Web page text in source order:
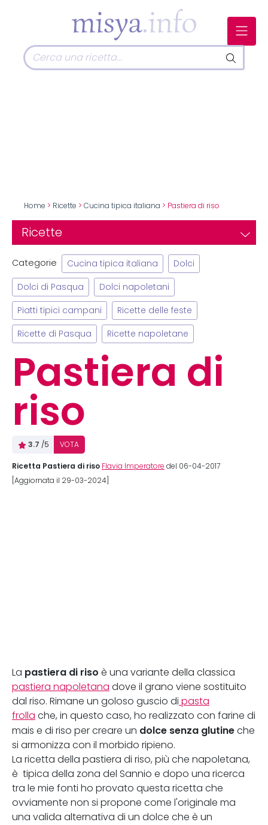
Home > Ricette > Cucina tipica italiana > Pastiera di riso
Ricette
Categorie Cucina tipica italiana Dolci
Dolci di Pasqua Dolci napoletani
Piatti tipici campani Ricette delle feste
Ricette di Pasqua Ricette napoletane
Pastiera di
riso
3.7 /5 VOTA
Ricetta Pastiera di riso Flavia Imperatore del 06-04-2017
[Aggiornata il 29-03-2024]
La pastiera di riso è una variante della classica
pastiera napoletana dove il grano viene sostituito
dal riso. Rimane un goloso guscio di pasta
frolla che, in questo caso, ho realizzato con farine di
mais e di riso per creare un dolce senza glutine che
si armonizza con il morbido ripieno.
La ricetta della pastiera di riso, più che napoletana,
è tipica della zona del Sannio e dopo una ricerca
tra le mie fonti ho provato questa ricetta che
ovviamente non si propone come l'originale ma
una valida alternativa di un dolce che è un